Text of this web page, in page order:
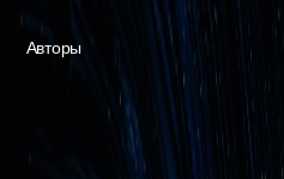
Авторы